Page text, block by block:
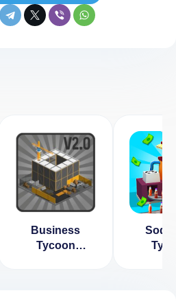
Business
Tycoon
Soda